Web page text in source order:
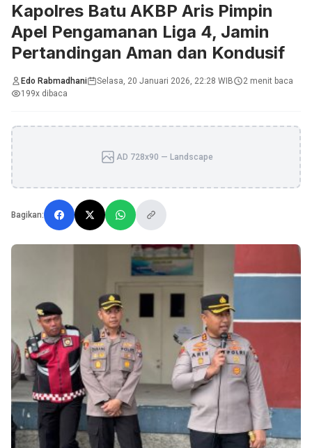
Kapolres Batu AKBP Aris Pimpin
Apel Pengamanan Liga 4, Jamin
Pertandingan Aman dan Kondusif
Edo Rabmadhani Selasa, 20 Januari 2026, 22:28 WIB
2 menit baca
199x dibaca
AD 728x90 — Landscape
Bagikan: